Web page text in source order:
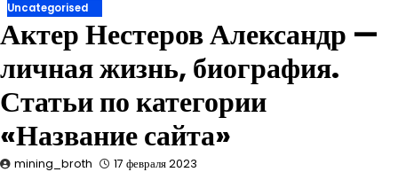
Uncategorised
Актер Нестеров Александр —
личная жизнь, биография.
Статьи по категории
«Название сайта»
mining_broth 17 февраля 2023